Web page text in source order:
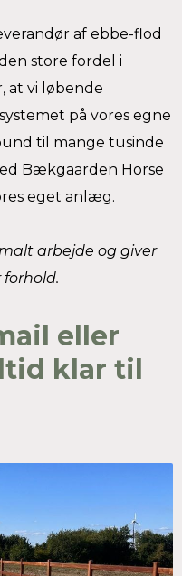
af ebbe-flod
store fordel i
at vi løbende
på vores egne
til mange tusinde
Bækgaarden Horse
eget anlæg.
arbejde og giver
eller
klar til